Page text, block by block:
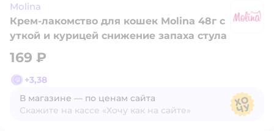
Molina
Крем-лакомство для кошек Molina 48г с
уткой и курицей снижение запаха стула
169 ₽
+3,38
В магазине — по ценам сайта
Скажите на кассе «Хочу как на сайте»